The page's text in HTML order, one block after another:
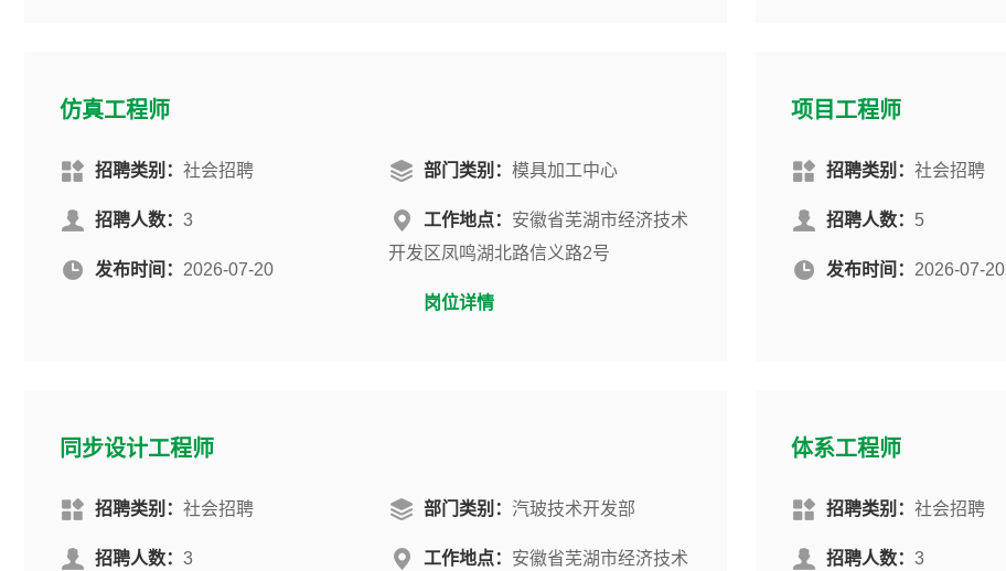
仿真工程师
招聘类别： 社会招聘 部门类别： 模具加工中心
招聘人数： 3 工作地点： 安徽省芜湖市经济技术
开发区凤鸣湖北路信义路2号
发布时间： 2026-07-20
岗位详情
项目工程师
招聘类别： 社会招聘
招聘人数： 5
发布时间： 2026-07-20
同步设计工程师
招聘类别： 社会招聘 部门类别： 汽玻技术开发部
招聘人数： 3 工作地点： 安徽省芜湖市经济技术
体系工程师
招聘类别： 社会招聘
招聘人数： 3